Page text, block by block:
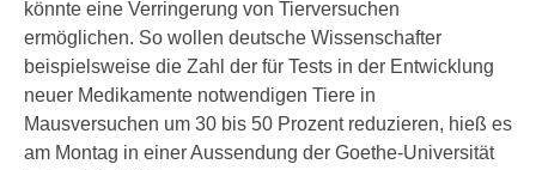
könnte eine Verringerung von Tierversuchen
ermöglichen. So wollen deutsche Wissenschafter
beispielsweise die Zahl der für Tests in der Entwicklung
neuer Medikamente notwendigen Tiere in
Mausversuchen um 30 bis 50 Prozent reduzieren, hieß es
am Montag in einer Aussendung der Goethe-Universität